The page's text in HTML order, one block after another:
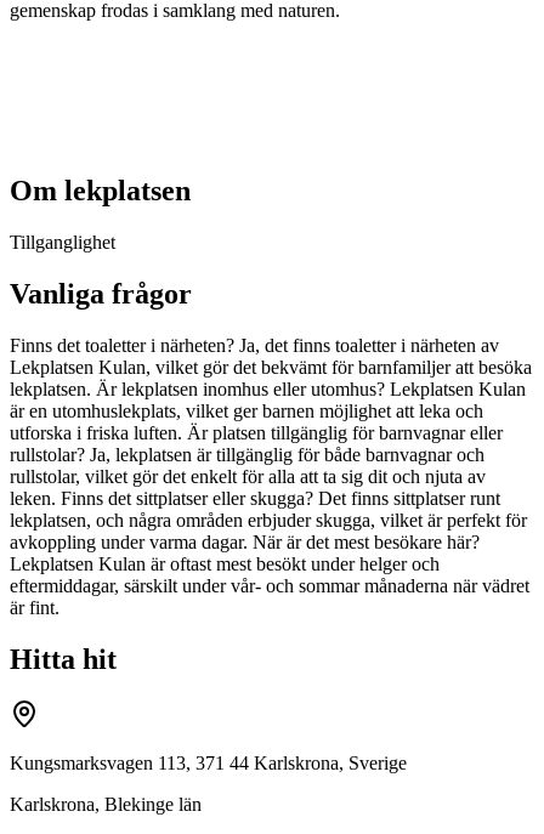
gemenskap frodas i samklang med naturen.
Om lekplatsen
Tillganglighet
Vanliga frågor
Finns det toaletter i närheten? Ja, det finns toaletter i närheten av
Lekplatsen Kulan, vilket gör det bekvämt för barnfamiljer att besöka
lekplatsen. Är lekplatsen inomhus eller utomhus? Lekplatsen Kulan
är en utomhuslekplats, vilket ger barnen möjlighet att leka och
utforska i friska luften. Är platsen tillgänglig för barnvagnar eller
rullstolar? Ja, lekplatsen är tillgänglig för både barnvagnar och
rullstolar, vilket gör det enkelt för alla att ta sig dit och njuta av
leken. Finns det sittplatser eller skugga? Det finns sittplatser runt
lekplatsen, och några områden erbjuder skugga, vilket är perfekt för
avkoppling under varma dagar. När är det mest besökare här?
Lekplatsen Kulan är oftast mest besökt under helger och
eftermiddagar, särskilt under vår- och sommar månaderna när vädret
är fint.
Hitta hit
Kungsmarksvagen 113, 371 44 Karlskrona, Sverige
Karlskrona, Blekinge län